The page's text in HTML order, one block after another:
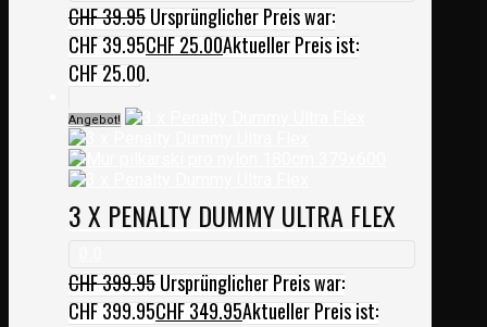
CHF39.95Ursprünglicher Preis war:
CHF 39.95CHF25.00Aktueller Preis ist:
CHF 25.00.
Angebot!
3 X PENALTY DUMMY ULTRA FLEX
CHF399.95Ursprünglicher Preis war:
CHF 399.95CHF349.95Aktueller Preis ist: